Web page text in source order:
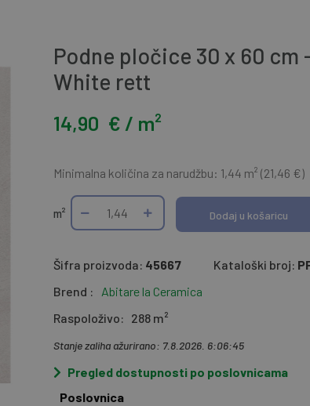
Podne pločice 30 x 60 cm
White rett
14,90 € / m²
Minimalna količina za narudžbu: 1,44 m² (21,46 €)
m² Dodaj u košaricu
Šifra proizvoda: 45667 Kataloški broj:
Brend :
Abitare la Ceramica
Raspoloživo: 288 m²
Stanje zaliha ažurirano: 7.8.2026. 6:06:45
Pregled dostupnosti po poslovnicama
Poslovnica